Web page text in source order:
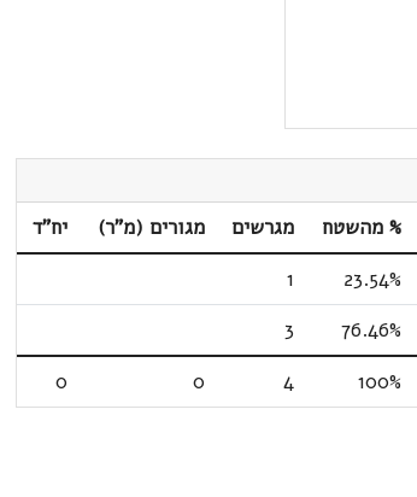
% מהשטח מגרשים מגורים (מ"ר)
יח"ד
23.54%
1
76.46%
3
100%
4
0
0